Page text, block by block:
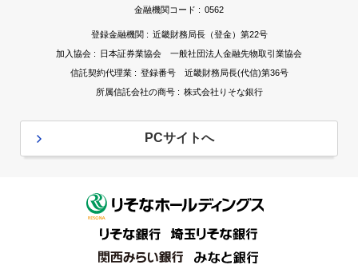
提携会社等の商品やサービスの各種ご提案のため
各種お取引きの解約やお取引解約後の事後管理のた
各種リスク管理を適切に行うため
法令を遵守するため
その他、お客さまとの取引・契約を適切かつ円滑に
なお、銀行は個人信用情報機関より提供を受けた個人
信用情報、ならびに金融分野における個人情報保護に
関するガイドラインに定められた機微(センシティブ)
金融機関コード : 0562
登録金融機関 : 近畿財務局長（登金）第22号
加入協会 : 日本証券業協会 一般社団法人金融先物取引業協会
信託契約代理業 : 登録番号 近畿財務局長(代信)第36号
所属信託会社の商号 : 株式会社りそな銀行
PCサイトへ